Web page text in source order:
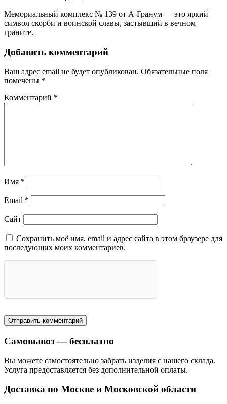
Мемориальный комплекс № 139 от А-Гранум — это яркий
символ скорби и воинской славы, застывший в вечном
граните.
Добавить комментарий
Ваш адрес email не будет опубликован. Обязательные поля
помечены *
Комментарий *
Имя *
Email *
Сайт
Сохранить моё имя, email и адрес сайта в этом браузере для
последующих моих комментариев.
Самовывоз — бесплатно
Вы можете самостоятельно забрать изделия с нашего склада.
Услуга предоставляется без дополнительной оплаты.
Доставка по Москве и Московской области